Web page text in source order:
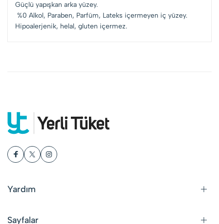
Güçlü yapışkan arka yüzey.
%0 Alkol, Paraben, Parfüm, Lateks içermeyen iç yüzey.
Hipoalerjenik, helal, gluten içermez.
Yardım
Sayfalar